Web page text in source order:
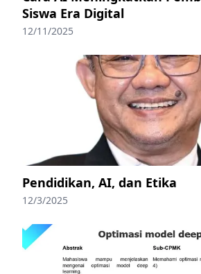
Siswa Era Digital
12/11/2025
Pendidikan, AI, dan Etika
12/3/2025